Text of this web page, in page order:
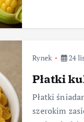
Rynek 24
Płatki
Płatki
szerokim